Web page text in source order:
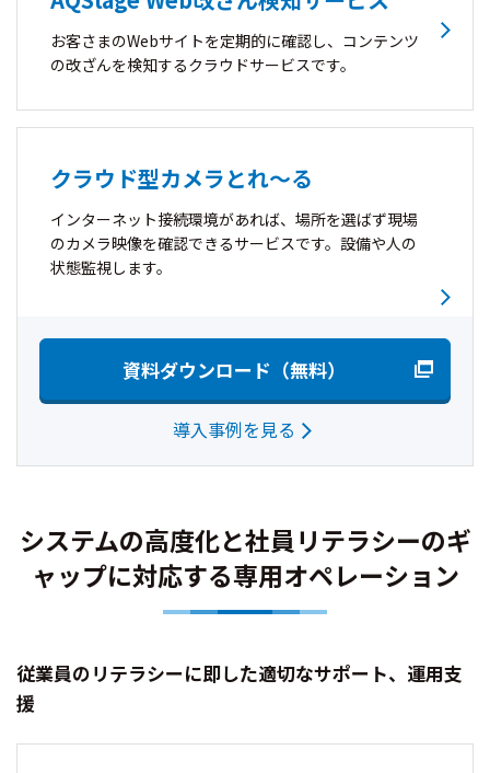
お客さまのWebサイトを定期的に確認し、コンテンツ
の改ざんを検知するクラウドサービスです。
クラウド型カメラとれ～る
インターネット接続環境があれば、場所を選ばず現場
のカメラ映像を確認できるサービスです。設備や人の
状態監視します。
資料ダウンロード（無料）
導入事例を見る
システムの高度化と社員リテラシーのギ
ャップに対応する専用オペレーション
従業員のリテラシーに即した適切なサポート、運用支
援